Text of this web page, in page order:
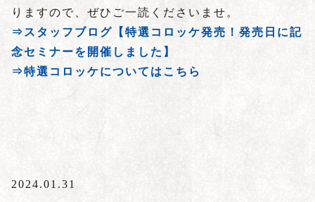
りますので、ぜひご一読くださいませ。
⇒スタッフブログ【特選コロッケ発売！発売日に記
念セミナーを開催しました】
⇒特選コロッケについてはこちら
2024.01.31